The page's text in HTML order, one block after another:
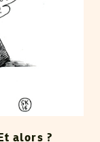
alors ?